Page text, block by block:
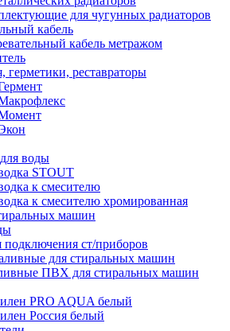
для чугунных радиаторов
кабель
кабель метражом
герметики, реставраторы
воды
STOUT
к смесителю
к смесителю хромированная
машин
ст/приборов
для стиральных машин
ПВХ для стиральных машин
PRO AQUA белый
Россия белый